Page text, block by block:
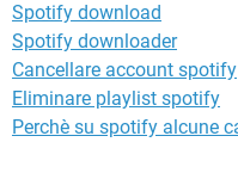
Spotify download
Spotify downloader
Cancellare account spotify
Eliminare playlist spotify
Perchè su spotify alcune